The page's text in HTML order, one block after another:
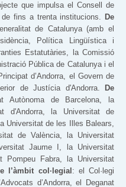
que impulsa el Consell de
fins a trenta institucions. De
de Catalunya (amb el
Política Lingüística i
Estatutàries, la Comissió
Pública de Catalunya i el
d’Andorra, el Govern de
de Justícia d'Andorra.
De
Autònoma de Barcelona, la
d'Andorra, la Universitat de
Universitat de les Illes Balears,
de València, la Universitat
Jaume I, la Universitat
Pompeu Fabra, la Universitat
l’àmbit col·legial : el Col·legi
d’Andorra, el Deganat